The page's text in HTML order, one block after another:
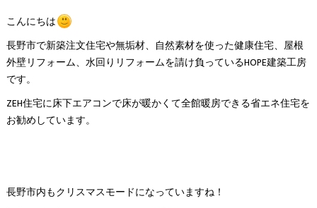
こんにちは
長野市で新築注文住宅や無垢材、自然素材を使った健康住宅、屋根
外壁リフォーム、水回りリフォームを請け負っているHOPE建築工房
です。
ZEH住宅に床下エアコンで床が暖かくて全館暖房できる省エネ住宅を
お勧めしています。
長野市内もクリスマスモードになっていますね！